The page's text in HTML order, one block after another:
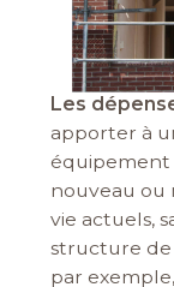
Les
apporter à
nouveau ou
vie actuels,
structure de
par